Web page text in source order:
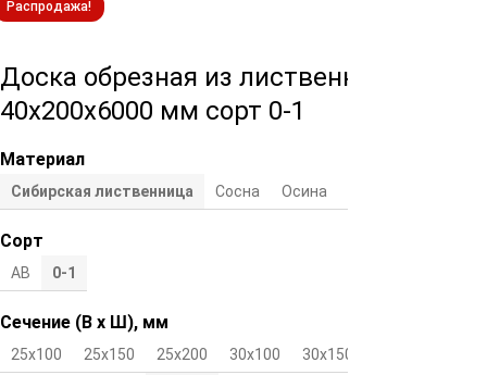
Распродажа!
Доска обрезная из лиственницы
40х200х6000 мм сорт 0-1
Материал
Сибирская лиственница Cосна Осина
Сорт
АВ 0-1
Сечение (В х Ш), мм
25х100 25х150 25х200 30х100 30х150